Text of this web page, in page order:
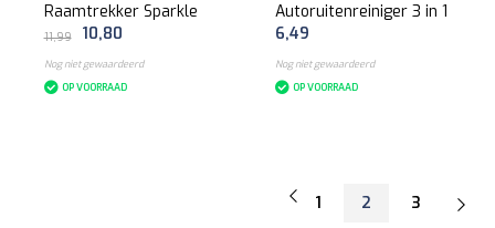
Raamtrekker Sparkle
11,99 10,80
Nog niet gewaardeerd
OP VOORRAAD
Autoruitenreiniger 3 in 1
6,49
Nog niet gewaardeerd
OP VOORRAAD
1 2 3